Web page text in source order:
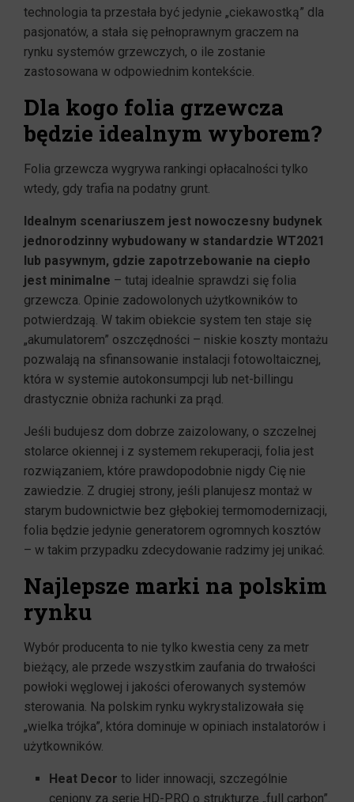
technologia ta przestała być jedynie „ciekawostką” dla
pasjonatów, a stała się pełnoprawnym graczem na
rynku systemów grzewczych, o ile zostanie
zastosowana w odpowiednim kontekście.
Dla kogo folia grzewcza
będzie idealnym wyborem?
Folia grzewcza wygrywa rankingi opłacalności tylko
wtedy, gdy trafia na podatny grunt.
Idealnym scenariuszem jest nowoczesny budynek
jednorodzinny wybudowany w standardzie WT2021
lub pasywnym, gdzie zapotrzebowanie na ciepło
jest minimalne – tutaj idealnie sprawdzi się folia
grzewcza. Opinie zadowolonych użytkowników to
potwierdzają. W takim obiekcie system ten staje się
„akumulatorem” oszczędności – niskie koszty montażu
pozwalają na sfinansowanie instalacji fotowoltaicznej,
która w systemie autokonsumpcji lub net-billingu
drastycznie obniża rachunki za prąd.
Jeśli budujesz dom dobrze zaizolowany, o szczelnej
stolarce okiennej i z systemem rekuperacji, folia jest
rozwiązaniem, które prawdopodobnie nigdy Cię nie
zawiedzie. Z drugiej strony, jeśli planujesz montaż w
starym budownictwie bez głębokiej termomodernizacji,
folia będzie jedynie generatorem ogromnych kosztów
– w takim przypadku zdecydowanie radzimy jej unikać.
Najlepsze marki na polskim
rynku
Wybór producenta to nie tylko kwestia ceny za metr
bieżący, ale przede wszystkim zaufania do trwałości
powłoki węglowej i jakości oferowanych systemów
sterowania. Na polskim rynku wykrystalizowała się
„wielka trójka”, która dominuje w opiniach instalatorów i
użytkowników.
Heat Decor to lider innowacji, szczególnie
ceniony za serię HD-PRO o strukturze „full carbon”.